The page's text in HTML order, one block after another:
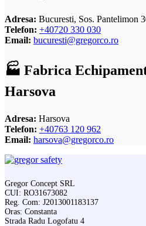
Adresa: Bucuresti, Sos. Pantelimon
Telefon: +40720 330 030
Email: bucuresti@gregorco.ro
🏭 Fabrica
Harsova
Adresa: Harsova
Telefon: +40763 120 962
Email: harsova@gregorco.ro
Gregor Concept SRL
CUI: RO31673082
Reg. Com: J2013001183137
Oras: Constanta
Strada Radu Logofatu 4